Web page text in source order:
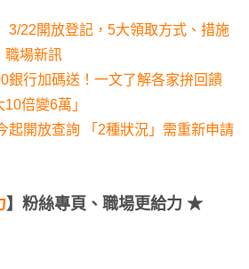
3/22開放登記，5大領取方式、措施
職場新訊
銀行加碼送！一文了解各家拚回饋
倍變6萬」
起開放查詢 「2種狀況」需重新申請
】粉絲專頁、職場更給力 ★